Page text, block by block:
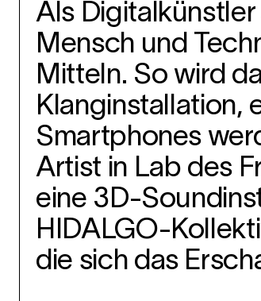
Als
Mensch und
Mitteln. So wird
Klanginstallation,
Smartphones
Artist in Lab des
eine 3D-
HIDALGO-
die sich das